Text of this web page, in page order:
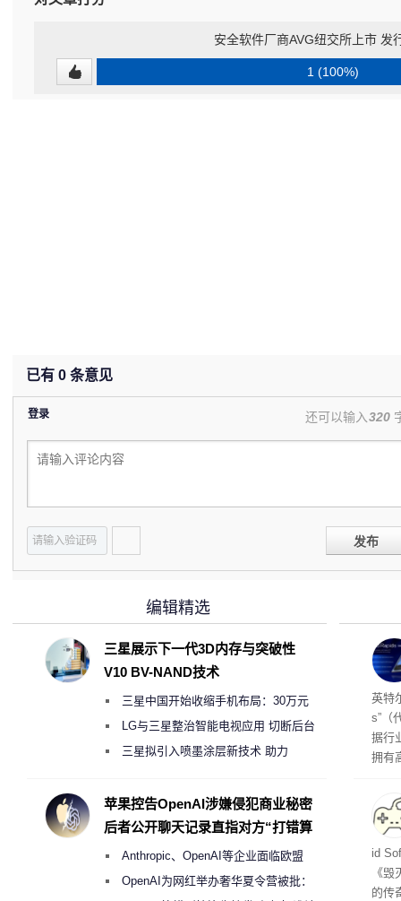
安全软件厂商AVG纽交所上市 发
1 (100%)
已有 0 条意见
登录 还可以输入320
发布
256
英特
s”（
据行
拥有
务
战
id
《
的传
编辑精选
三星展示下一代3D内存与突破性
V10 BV-NAND技术
三星中国开始收缩手机布局：30万元
月销售额不达标门店 将被逐步清退
LG与三星整治智能电视应用 切断后台
偷偷共享带宽的违规行为
三星拟引入喷墨涂层新技术 助力
度
苹果控告OpenAI涉嫌侵犯商业秘密
后者公开聊天记录直指对方“打错算
Anthropic、OpenAI等企业面临欧盟
《人工智能法案》全新执法权限审查
OpenAI为网红举办奢华夏令营被批：